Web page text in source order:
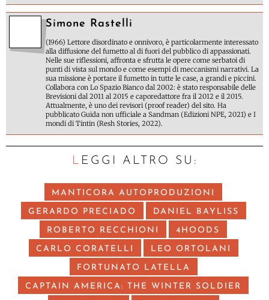
Simone Rastelli
(1966) Lettore disordinato e onnivoro, è particolarmente interessato
alla diffusione del fumetto al di fuori del pubblico di appassionati.
Nelle sue riflessioni, affronta e sfrutta le opere come serbatoi di
punti di vista sul mondo e come esempi di meccanismi narrativi. La
sua missione è portare il fumetto in tutte le case, a grandi e piccini.
Collabora con Lo Spazio Bianco dal 2002: è stato responsabile delle
Brevisioni dal 2011 al 2015 e caporedattore fra il 2012 e il 2015.
Attualmente, è uno dei revisori (proof reader) del sito. Ha
pubblicato Guida non ufficiale a Sandman (Edizioni NPE, 2021) e I
mondi di Tintin (Resh Stories, 2022).
LEGGI ALTRO SU:
MANTICORA AUTOPRODUZIONI
GERARDO PRECIADO DANIEL BAYLISS
ROBERTO RECCHIONI 4HOODS
CARLO CORATELLI LEO ORTOLANI
FORTUNATO LATELLA
CAPTAIN AMERICA: THE WINTER SOLDIER